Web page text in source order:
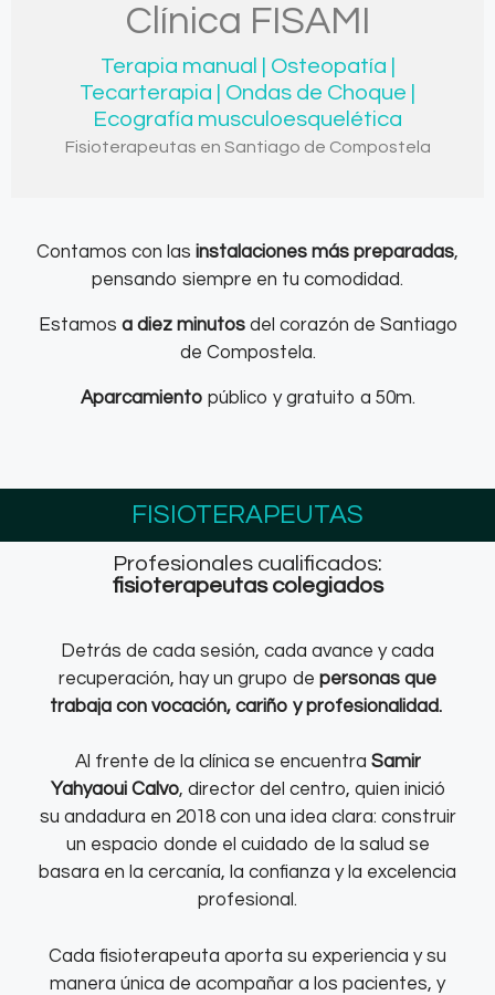
Clínica FISAMI
Terapia manual | Osteopatía |
Tecarterapia | Ondas de Choque |
Ecografía musculoesquelética
Fisioterapeutas en Santiago de Compostela
Contamos con las instalaciones más preparadas,
pensando siempre en tu comodidad.
Estamos a diez minutos del corazón de Santiago
de Compostela.
Aparcamiento público y gratuito a 50m.
FISIOTERAPEUTAS
Profesionales cualificados:
fisioterapeutas colegiados
Detrás de cada sesión, cada avance y cada
recuperación, hay un grupo de personas que
trabaja con vocación, cariño y profesionalidad.
Al frente de la clínica se encuentra Samir
Yahyaoui Calvo, director del centro, quien inició
su andadura en 2018 con una idea clara: construir
un espacio donde el cuidado de la salud se
basara en la cercanía, la confianza y la excelencia
profesional.
Cada fisioterapeuta aporta su experiencia y su
manera única de acompañar a los pacientes, y